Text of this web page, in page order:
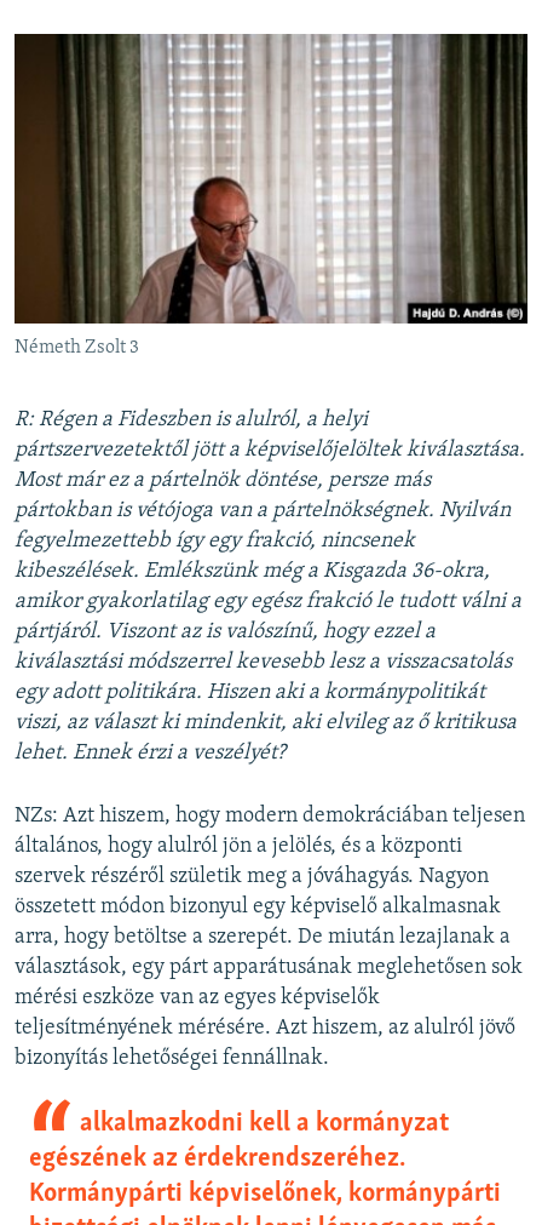
Németh Zsolt 3
R: Régen a Fideszben is alulról, a helyi
pártszervezetektől jött a képviselőjelöltek kiválasztása.
Most már ez a pártelnök döntése, persze más
pártokban is vétójoga van a pártelnökségnek. Nyilván
fegyelmezettebb így egy frakció, nincsenek
kibeszélések. Emlékszünk még a Kisgazda 36-okra,
amikor gyakorlatilag egy egész frakció le tudott válni a
pártjáról. Viszont az is valószínű, hogy ezzel a
kiválasztási módszerrel kevesebb lesz a visszacsatolás
egy adott politikára. Hiszen aki a kormánypolitikát
viszi, az választ ki mindenkit, aki elvileg az ő kritikusa
lehet. Ennek érzi a veszélyét?
NZs: Azt hiszem, hogy modern demokráciában teljesen
általános, hogy alulról jön a jelölés, és a központi
szervek részéről születik meg a jóváhagyás. Nagyon
összetett módon bizonyul egy képviselő alkalmasnak
arra, hogy betöltse a szerepét. De miután lezajlanak a
választások, egy párt apparátusának meglehetősen sok
mérési eszköze van az egyes képviselők
teljesítményének mérésére. Azt hiszem, az alulról jövő
bizonyítás lehetőségei fennállnak.
alkalmazkodni kell a kormányzat
egészének az érdekrendszeréhez.
Kormánypárti képviselőnek, kormánypárti